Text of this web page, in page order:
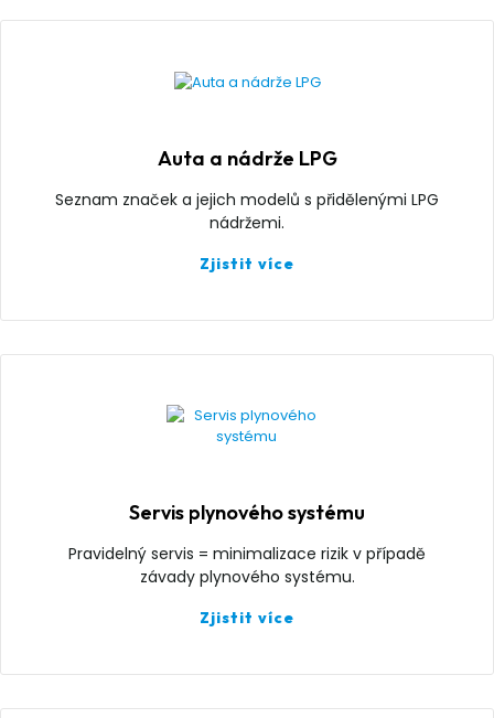
Auta a nádrže LPG
Seznam značek a jejich modelů s přidělenými LPG
nádržemi.
Zjistit více
Servis plynového systému
Pravidelný servis = minimalizace rizik v případě
závady plynového systému.
Zjistit více